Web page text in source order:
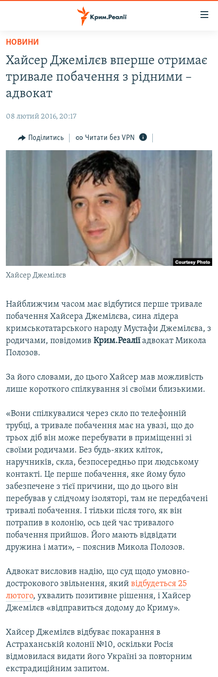
Перейти
основного
матеріалу
Перейти
до
основної
Перейти
до
ВОДА.КРИМ
ВІДЕО ТА ФОТО
БЛОГИ
ПОГЛЯД
ВІДЕОУРОКИ «ELIFBE»
УКРАЇНСЬКА ПРОБЛЕМА КРИМУ
ІНФОГРАФІКА
ЯК ОБІЙТИ БЛОКУВАННЯ
ДОЛУЧАЙСЯ!
Усі сайти RFE/RL
НОВИНИ
Хайсер Джемілєв вперше отримає
тривале побачення з рідними –
адвокат
08 лютий 2016, 20:17
Поділитись Читати без VPN
Хайсер Джемілєв
Найближчим часом має відбутися перше тривале
побачення Хайсера Джемілєва, сина лідера
кримськотатарського народу Мустафи Джемілєва, з
родичами, повідомив Крим.Реаліїадвокат Микола
Полозов.
За його словами, до цього Хайсер мав можливість
лише короткого спілкування зі своїми близькими.
«Вони спілкувалися через скло по телефонній
трубці, а тривале побачення має на увазі, що до
трьох діб він може перебувати в приміщенні зі
своїми родичами. Без будь-яких кліток,
наручників, скла, безпосередньо при людському
контакті. Це перше побачення, яке йому було
забезпечене з тієї причини, що до цього він
перебував у слідчому ізоляторі, там не передбачені
тривалі побачення. І тільки після того, як він
потрапив в колонію, ось цей час тривалого
побачення прийшов. Його мають відвідати
дружина і мати», – пояснив Микола Полозов.
Адвокат висловив надію, що суд щодо умовно-
дострокового звільнення, який відбудеться 25
лютого, ухвалить позитивне рішення, і Хайсер
Джемілєв «відправиться додому до Криму».
Хайсер Джемілєв відбуває покарання в
Астраханській колонії №10, оскільки Росія
відмовилася видати його Україні за повторним
екстрадиційним запитом.